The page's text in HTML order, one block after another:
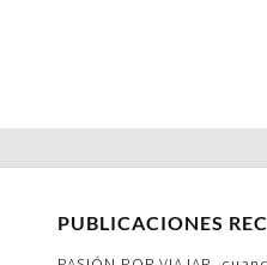
PUBLICACIONES